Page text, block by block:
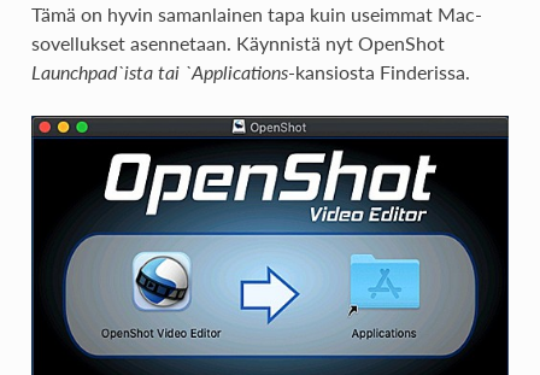
Tämä on hyvin samanlainen tapa kuin useimmat Mac-
sovellukset asennetaan. Käynnistä nyt OpenShot
Launchpad`ista tai `Applications-kansiosta Finderissa.